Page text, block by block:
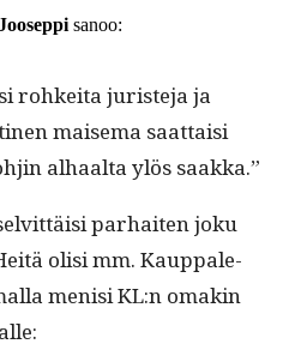
sanoo:
rohkei­ta juris­te­ja ja
maise­ma saat­taisi
alhaal­ta ylös saakka.”
parhait­en joku
olisi mm. Kaup­pale­
menisi KL:n omakin